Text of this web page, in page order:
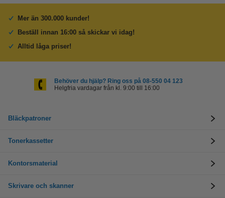
Mer än 300.000 kunder!
Beställ innan 16:00 så skickar vi idag!
Alltid låga priser!
Behöver du hjälp? Ring oss på 08-550 04 123
Helgfria vardagar från kl. 9:00 till 16:00
Bläckpatroner
Tonerkassetter
Kontorsmaterial
Skrivare och skanner